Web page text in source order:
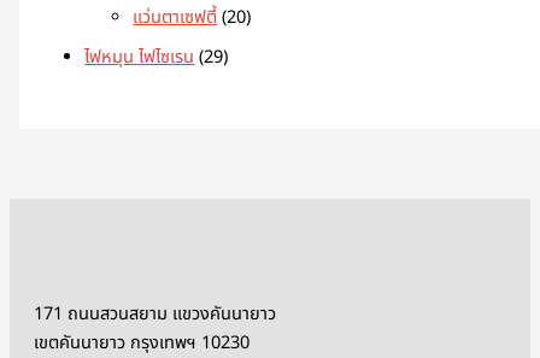
แว่นตาเซฟตี้ 20
ไฟหมุน ไฟไซเรน 29
171 ถนนสวนสยาม แขวงคันนายาว
เขตคันนายาว กรุงเทพฯ 10230